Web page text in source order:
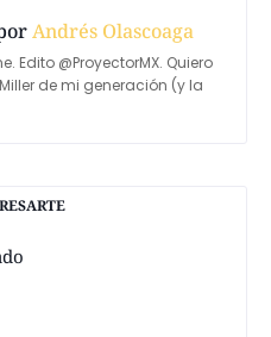
Andrés Olascoaga
Edito @ProyectorMX. Quiero
de mi generación (y la